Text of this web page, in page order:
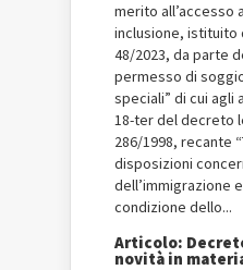
merito all’accesso
inclusione, istituito
48/2023, da parte
permesso di
speciali” di cui agli
18-ter del decreto
286/1998, recante
disposizioni
dell’immigrazione
condizione dello...
Articolo:
novità in